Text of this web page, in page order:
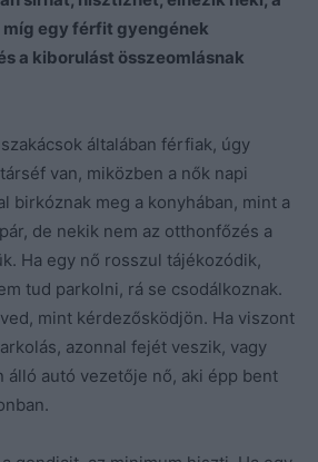
egy férfit gyengének
a kiborulást összeomlásnak
általában férfiak, úgy
van, miközben a nők napi
birkóznak meg a konyhában, mint a
de nekik nem az otthonfőzés a
Ha egy nő rosszul tájékozódik,
tud parkolni, rá se csodálkoznak.
mint kérdezősködjön. Ha viszont
azonnal fejét veszik, vagy
autó vezetője nő, aki épp bent